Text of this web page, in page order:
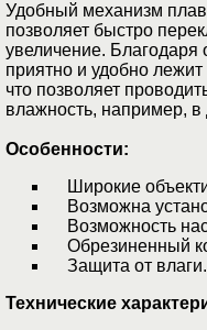
Удобный механизм
позволяет быстро
увеличение. Благодаря
приятно и удобно
что позволяет
влажность, например,
Особенности:
Широкие
Возможна
Возможность
Обрезиненный
Защита от влаги.
Технические